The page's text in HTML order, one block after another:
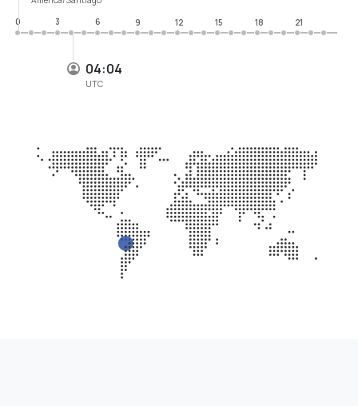
04:04
UTC
0
3 6 9 12 15 18 21